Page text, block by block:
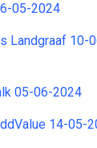
05-2024
Landgraaf 10-
05-06-2024
14-05-